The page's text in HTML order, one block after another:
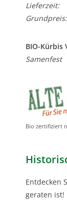
Lieferzeit:
Grundpreis:
BIO-Kürbis
Samenfest
Bio zertifiziert
Entdecken
geraten ist!